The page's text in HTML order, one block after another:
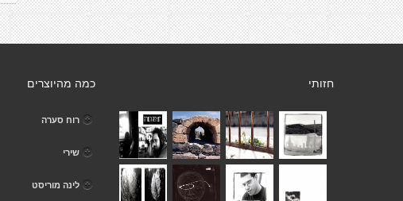
כמה מהיוצרים
רוח סערה
שירי
לינה מוריסט
חזותי